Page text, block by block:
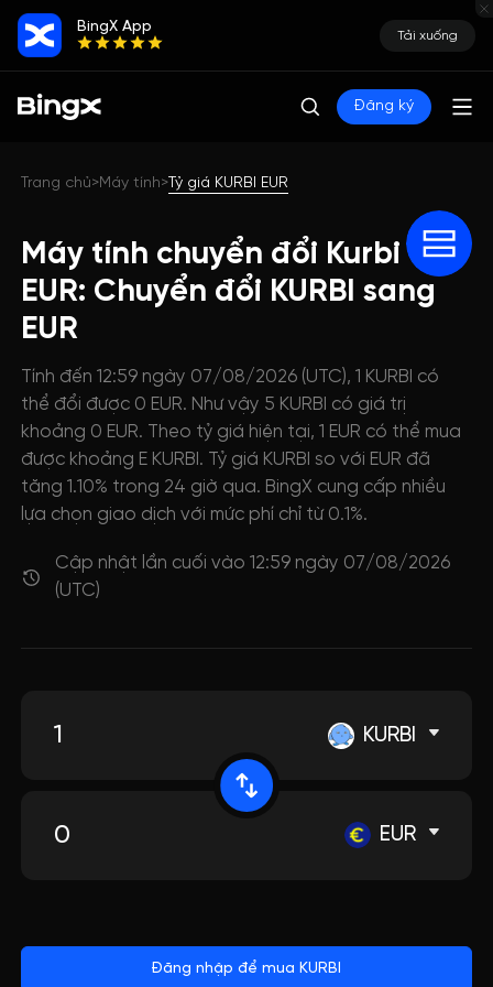
BingX App
Tải xuống
Đăng ký
Trang chủ>Máy tính>Tỷ giá KURBI EUR
Máy tính chuyển đổi Kurbi
EUR: Chuyển đổi KURBI sang
EUR
Tính đến 12:59 ngày 07/08/2026 (UTC), 1 KURBI có
thể đổi được 0 EUR. Như vậy 5 KURBI có giá trị
khoảng 0 EUR. Theo tỷ giá hiện tại, 1 EUR có thể mua
được khoảng E KURBI. Tỷ giá KURBI so với EUR đã
tăng 1.10% trong 24 giờ qua. BingX cung cấp nhiều
lựa chọn giao dịch với mức phí chỉ từ 0.1%.
Cập nhật lần cuối vào 12:59 ngày 07/08/2026
(UTC)
KURBI
EUR
Đăng nhập để mua KURBI